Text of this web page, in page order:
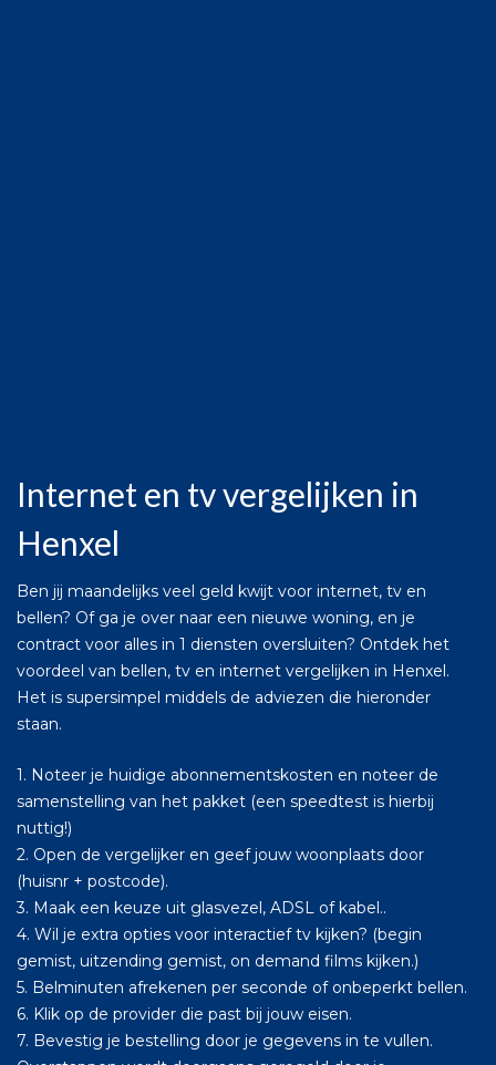
Internet en tv vergelijken in
Henxel
Ben jij maandelijks veel geld kwijt voor internet, tv en
bellen? Of ga je over naar een nieuwe woning, en je
contract voor alles in 1 diensten oversluiten? Ontdek het
voordeel van bellen, tv en internet vergelijken in Henxel.
Het is supersimpel middels de adviezen die hieronder
staan.
1. Noteer je huidige abonnementskosten en noteer de
samenstelling van het pakket (een speedtest is hierbij
nuttig!)
2. Open de vergelijker en geef jouw woonplaats door
(huisnr + postcode).
3. Maak een keuze uit glasvezel, ADSL of kabel..
4. Wil je extra opties voor interactief tv kijken? (begin
gemist, uitzending gemist, on demand films kijken.)
5. Belminuten afrekenen per seconde of onbeperkt bellen.
6. Klik op de provider die past bij jouw eisen.
7. Bevestig je bestelling door je gegevens in te vullen.